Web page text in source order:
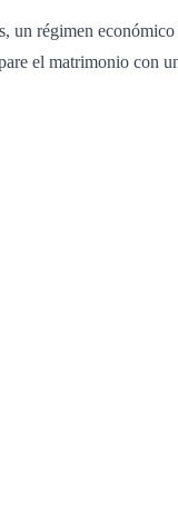
un régimen
el matrimonio con